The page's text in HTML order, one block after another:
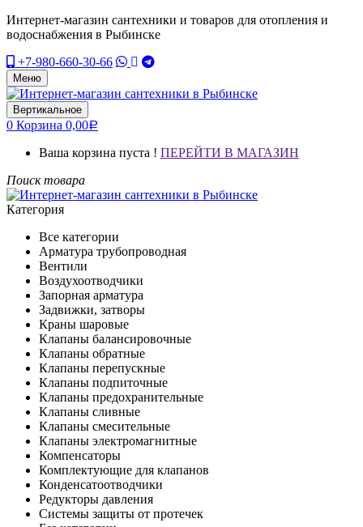
Интернет-магазин сантехники и товаров для отопления и
водоснабжения в Рыбинске
+7-980-660-30-66
Меню
Вертикальное
0 Корзина 0,00Р
Ваша корзина пуста ! ПЕРЕЙТИ В МАГАЗИН
Поиск товара
Категория
Все категории
Арматура трубопроводная
Вентили
Воздухоотводчики
Запорная арматура
Задвижки, затворы
Краны шаровые
Клапаны балансировочные
Клапаны обратные
Клапаны перепускные
Клапаны подпиточные
Клапаны предохранительные
Клапаны сливные
Клапаны смесительные
Клапаны электромагнитные
Компенсаторы
Комплектующие для клапанов
Конденсатоотводчики
Редукторы давления
Системы защиты от протечек